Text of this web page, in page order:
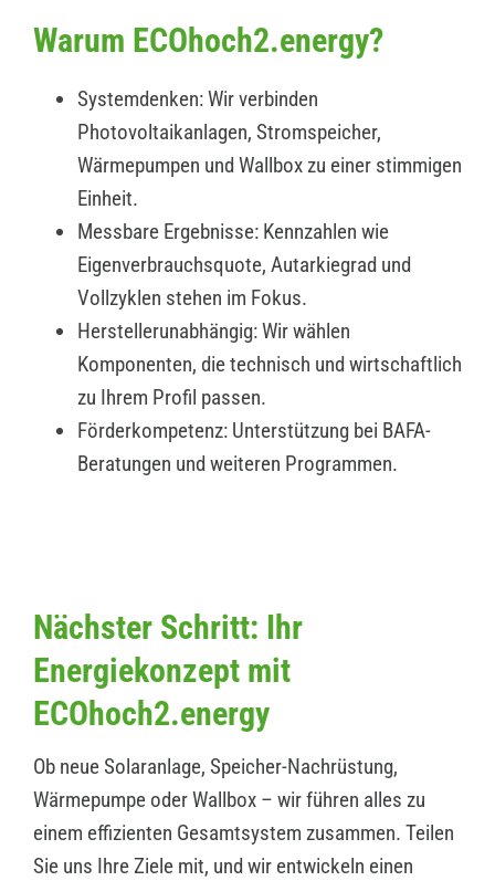
Warum ECOhoch2.energy?
Systemdenken: Wir verbinden
Photovoltaikanlagen, Stromspeicher,
Wärmepumpen und Wallbox zu einer stimmigen
Einheit.
Messbare Ergebnisse: Kennzahlen wie
Eigenverbrauchsquote, Autarkiegrad und
Vollzyklen stehen im Fokus.
Herstellerunabhängig: Wir wählen
Komponenten, die technisch und wirtschaftlich
zu Ihrem Profil passen.
Förderkompetenz: Unterstützung bei BAFA-
Beratungen und weiteren Programmen.
Nächster Schritt: Ihr
Energiekonzept mit
ECOhoch2.energy
Ob neue Solaranlage, Speicher-Nachrüstung,
Wärmepumpe oder Wallbox – wir führen alles zu
einem effizienten Gesamtsystem zusammen. Teilen
Sie uns Ihre Ziele mit, und wir entwickeln einen